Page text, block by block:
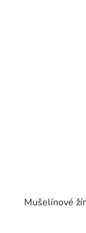
Mušelínové